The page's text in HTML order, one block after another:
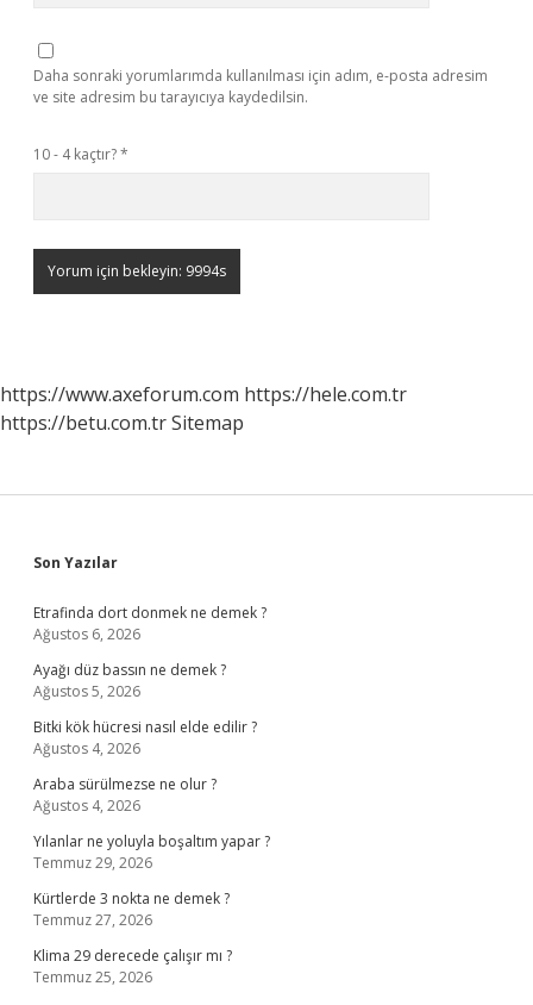
Daha sonraki yorumlarımda kullanılması için adım, e-posta adresim
ve site adresim bu tarayıcıya kaydedilsin.
10 - 4 kaçtır?*
https://www.axeforum.com https://hele.com.tr
https://betu.com.trSitemap
Sidebar
Son Yazılar
Etrafinda dort donmek ne demek ?
Ağustos 6, 2026
Ayağı düz bassın ne demek ?
Ağustos 5, 2026
Bitki kök hücresi nasıl elde edilir ?
Ağustos 4, 2026
Araba sürülmezse ne olur ?
Ağustos 4, 2026
Yılanlar ne yoluyla boşaltım yapar ?
Temmuz 29, 2026
Kürtlerde 3 nokta ne demek ?
Temmuz 27, 2026
Klima 29 derecede çalışır mı ?
Temmuz 25, 2026